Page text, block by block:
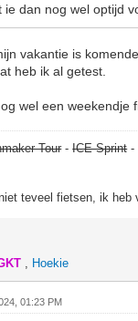
ie dan nog wel optijd
vakantie is
heb ik al getest.
wel een weekendje
Tour-ICE Sprint-
niet teveel fietsen, ik
, Hoekie
01:23 PM